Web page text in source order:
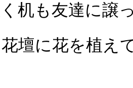
机も友達に譲
壇に花を植え